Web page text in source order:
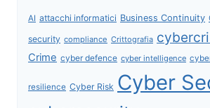
AI attacchi informatici Business Continuity
security compliance Crittografia
Crime cyber defence cyber intelligence
resilience Cyber Risk Cyber